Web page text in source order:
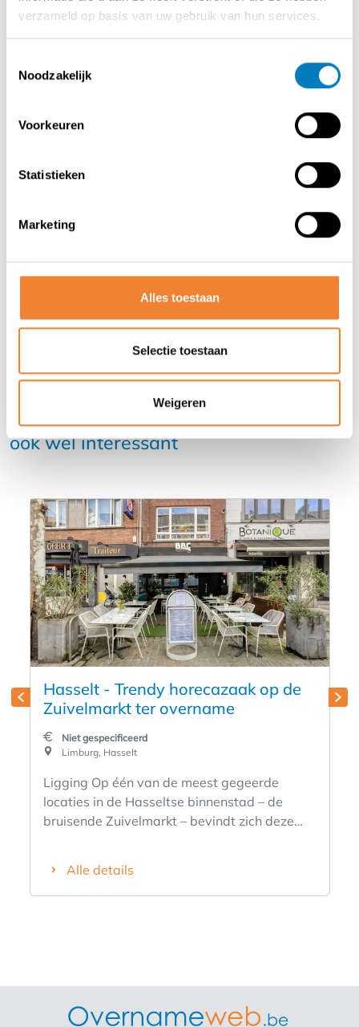
verzameld op basis van uw gebruik van hun services.
Noodzakelijk
Voorkeuren
Statistieken
Marketing
Alles toestaan
Selectie toestaan
Weigeren
Ben jij bereid tot hard werken, met mooie verdiensten en
een beperkt risico?
Interesse? Vraag vrijblijvend meer informatie aan via het
Contact opnemen met de verkoper
Misschien vind je deze advertenties
ook wel interessant
Hasselt - Trendy horecazaak op de
Zuivelmarkt ter overname
Niet gespecificeerd
Limburg, Hasselt
Ligging Op één van de meest gegeerde
locaties in de Hasseltse binnenstad – de
bruisende Zuivelmarkt – bevindt zich deze
trefpunt van de stad, waar een continue
stroom van shoppers, studenten, toeristen en
Kerstmarkt. Als verbindingsas tussen de
Alle details